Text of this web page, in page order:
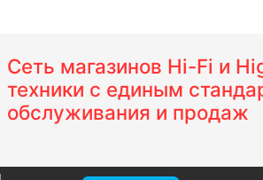
Сеть магазинов Hi-Fi и
техники с единым
обслуживания и продаж